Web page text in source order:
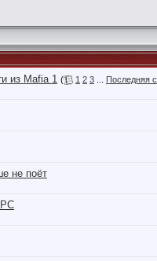
из Mafia 1 ( 1 2 3
Последняя
не поёт